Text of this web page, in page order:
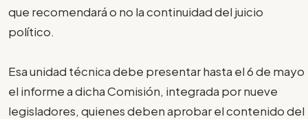
que recomendará o no la continuidad del juicio
político.
Esa unidad técnica debe presentar hasta el 6 de mayo
el informe a dicha Comisión, integrada por nueve
legisladores, quienes deben aprobar el contenido del